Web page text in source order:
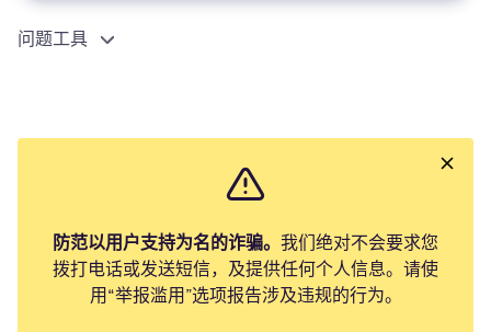
问题工具
防范以用户支持为名的诈骗。 我们绝对不会要求您
拨打电话或发送短信，及提供任何个人信息。请使
用“举报滥用”选项报告涉及违规的行为。